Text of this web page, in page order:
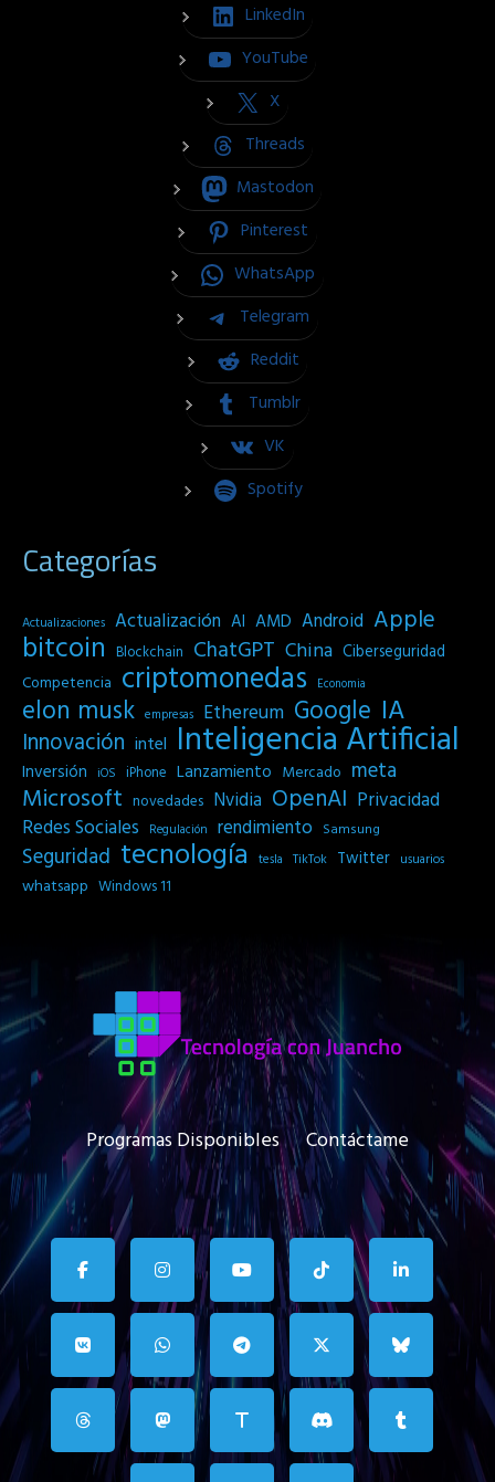
LinkedIn
YouTube
X
Threads
Mastodon
Pinterest
WhatsApp
Telegram
Reddit
Tumblr
VK
Spotify
Categorías
Actualizaciones Actualización AI AMD Android Apple
bitcoin Blockchain ChatGPT China Ciberseguridad
Competencia criptomonedas Economia
elon musk empresas Ethereum Google IA
Innovación intel Inteligencia Artificial
Inversión iOS iPhone Lanzamiento Mercado meta
Microsoft novedades Nvidia OpenAI Privacidad
Redes Sociales
Regulación rendimiento Samsung
Seguridad tecnología tesla TikTok Twitter usuarios
whatsapp Windows 11
Programas Disponibles Contáctame